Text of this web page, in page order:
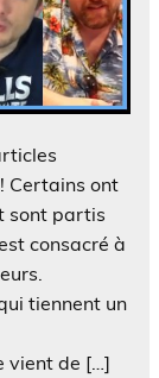
Certains ont
sont partis
consacré à
tiennent un
vient de […]